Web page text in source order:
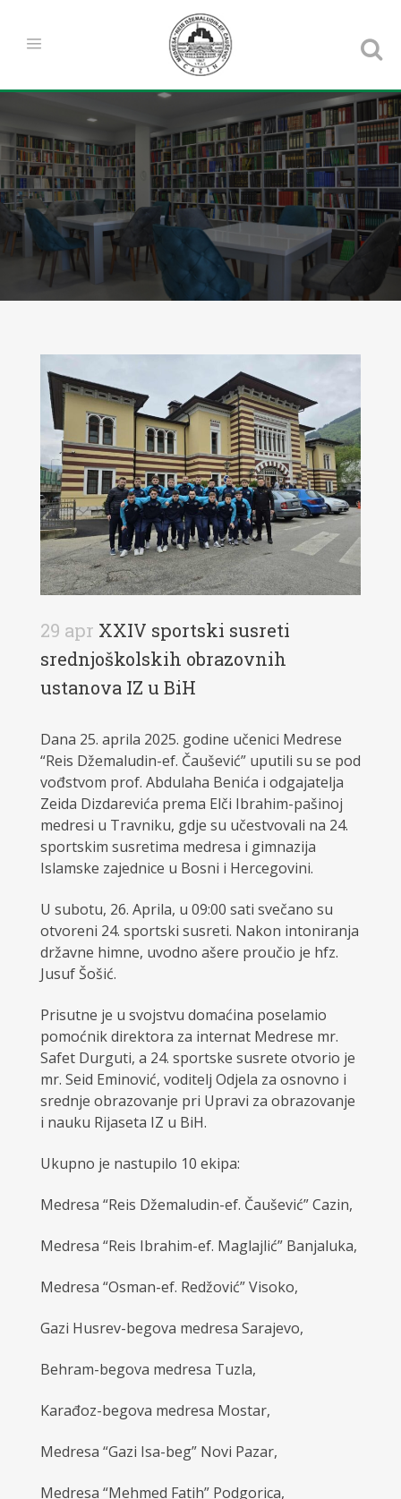
29 apr XXIV sportski susreti
srednjoškolskih obrazovnih
ustanova IZ u BiH
Dana 25. aprila 2025. godine učenici Medrese
“Reis Džemaludin-ef. Čaušević” uputili su se pod
vođstvom prof. Abdulaha Benića i odgajatelja
Zeida Dizdarevića prema Elči Ibrahim-pašinoj
medresi u Travniku, gdje su učestvovali na 24.
sportskim susretima medresa i gimnazija
Islamske zajednice u Bosni i Hercegovini.
U subotu, 26. Aprila, u 09:00 sati svečano su
otvoreni 24. sportski susreti. Nakon intoniranja
državne himne, uvodno ašere proučio je hfz.
Jusuf Šošić.
Prisutne je u svojstvu domaćina poselamio
pomoćnik direktora za internat Medrese mr.
Safet Durguti, a 24. sportske susrete otvorio je
mr. Seid Eminović, voditelj Odjela za osnovno i
srednje obrazovanje pri Upravi za obrazovanje
i nauku Rijaseta IZ u BiH.
Ukupno je nastupilo 10 ekipa:
Medresa “Reis Džemaludin-ef. Čaušević” Cazin,
Medresa “Reis Ibrahim-ef. Maglajlić” Banjaluka,
Medresa “Osman-ef. Redžović” Visoko,
Gazi Husrev-begova medresa Sarajevo,
Behram-begova medresa Tuzla,
Karađoz-begova medresa Mostar,
Medresa “Gazi Isa-beg” Novi Pazar,
Medresa “Mehmed Fatih” Podgorica,